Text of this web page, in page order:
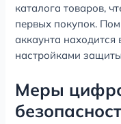
каталога товаров,
первых покупок.
аккаунта
настройками
Меры